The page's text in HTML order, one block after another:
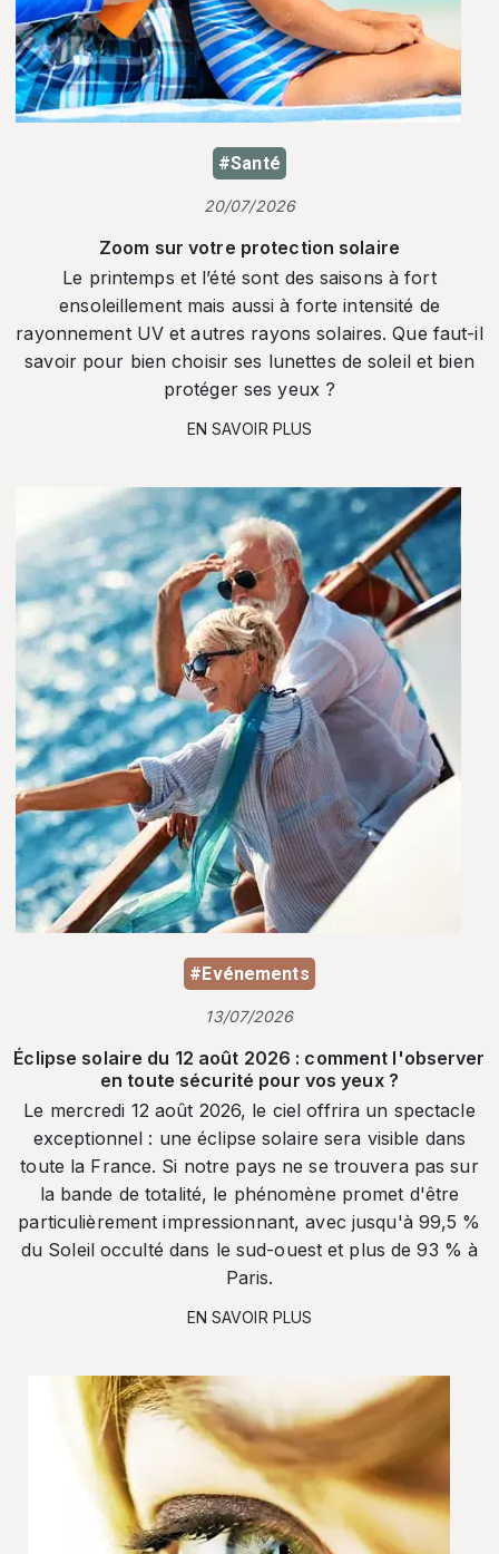
#Santé
20/07/2026
Zoom sur votre protection solaire
Le printemps et l’été sont des saisons à fort
ensoleillement mais aussi à forte intensité de
rayonnement UV et autres rayons solaires. Que faut-il
savoir pour bien choisir ses lunettes de soleil et bien
protéger ses yeux ?
EN SAVOIR PLUS
#Evénements
13/07/2026
Éclipse solaire du 12 août 2026 : comment l'observer
en toute sécurité pour vos yeux ?
Le mercredi 12 août 2026, le ciel offrira un spectacle
exceptionnel : une éclipse solaire sera visible dans
toute la France. Si notre pays ne se trouvera pas sur
la bande de totalité, le phénomène promet d'être
particulièrement impressionnant, avec jusqu'à 99,5 %
du Soleil occulté dans le sud-ouest et plus de 93 % à
Paris.
EN SAVOIR PLUS